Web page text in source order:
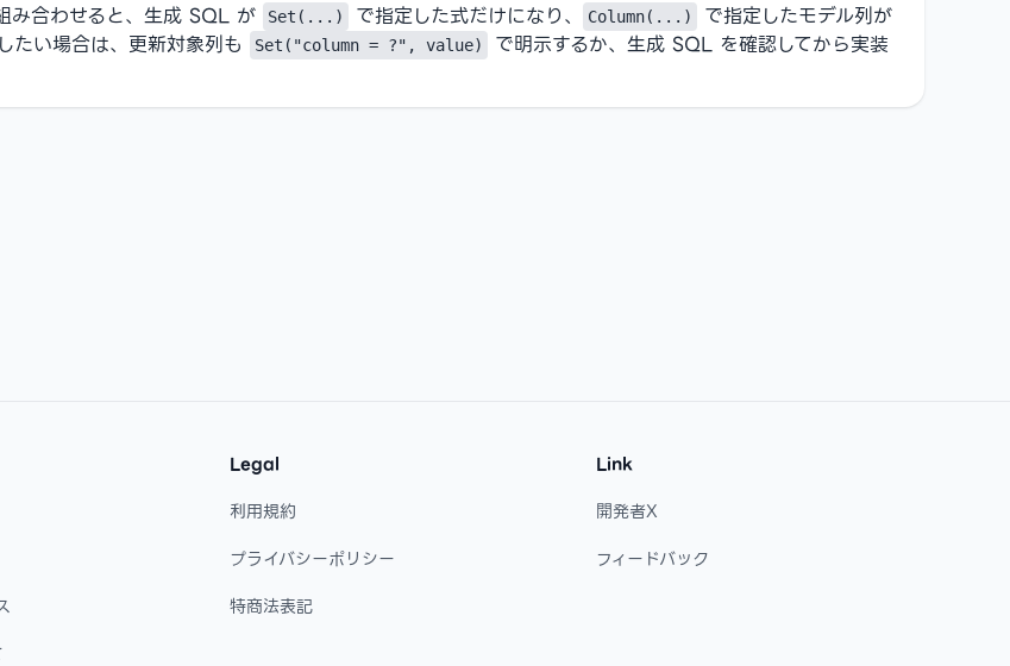
み合わせると、生成 SQL が Set(...) で指定した式だけになり、 Column(...) で指定したモデル列が
たい場合は、更新対象列も Set("column = ?", value)
で明示するか、生成 SQL を確認してから実装
Legal
利用規約
プライバシーポリシー
特商法表記
Link
開発者X
フィードバック